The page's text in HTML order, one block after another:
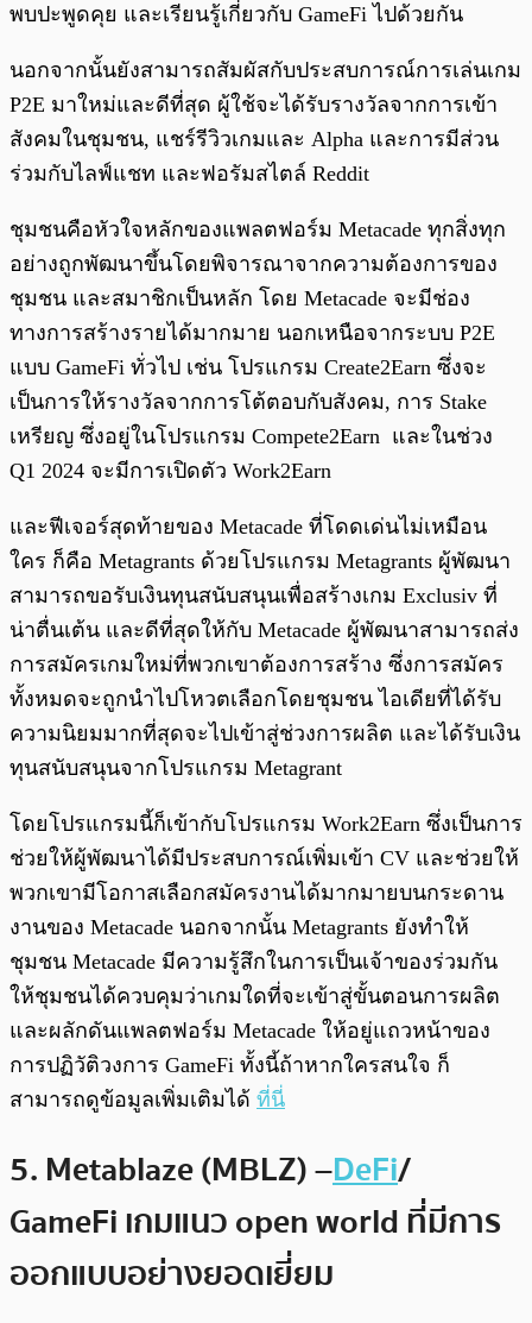
พบปะพูดคุย และเรียนรู้เกี่ยวกับ GameFi ไปด้วยกัน
นอกจากนั้นยังสามารถสัมผัสกับประสบการณ์การเล่นเกม
P2E มาใหม่และดีที่สุด ผู้ใช้จะได้รับรางวัลจากการเข้า
สังคมในชุมชน, แชร์รีวิวเกมและ Alpha และการมีส่วน
ร่วมกับไลฟ์แชท และฟอรัมสไตล์ Reddit
ชุมชนคือหัวใจหลักของแพลตฟอร์ม Metacade ทุกสิ่งทุก
อย่างถูกพัฒนาขึ้นโดยพิจารณาจากความต้องการของ
ชุมชน และสมาชิกเป็นหลัก โดย Metacade จะมีช่อง
ทางการสร้างรายได้มากมาย นอกเหนือจากระบบ P2E
แบบ GameFi ทั่วไป เช่น โปรแกรม Create2Earn ซึ่งจะ
เป็นการให้รางวัลจากการโต้ตอบกับสังคม, การ Stake
เหรียญ ซึ่งอยู่ในโปรแกรม Compete2Earn และในช่วง
Q1 2024 จะมีการเปิดตัว Work2Earn
และฟีเจอร์สุดท้ายของ Metacade ที่โดดเด่นไม่เหมือน
ใคร ก็คือ Metagrants ด้วยโปรแกรม Metagrants ผู้พัฒนา
สามารถขอรับเงินทุนสนับสนุนเพื่อสร้างเกม Exclusiv ที่
น่าตื่นเต้น และดีที่สุดให้กับ Metacade ผู้พัฒนาสามารถส่ง
การสมัครเกมใหม่ที่พวกเขาต้องการสร้าง ซึ่งการสมัคร
ทั้งหมดจะถูกนำไปโหวตเลือกโดยชุมชน ไอเดียที่ได้รับ
ความนิยมมากที่สุดจะไปเข้าสู่ช่วงการผลิต และได้รับเงิน
ทุนสนับสนุนจากโปรแกรม Metagrant
โดยโปรแกรมนี้ก็เข้ากับโปรแกรม Work2Earn ซึ่งเป็นการ
ช่วยให้ผู้พัฒนาได้มีประสบการณ์เพิ่มเข้า CV และช่วยให้
พวกเขามีโอกาสเลือกสมัครงานได้มากมายบนกระดาน
งานของ Metacade นอกจากนั้น Metagrants ยังทำให้
ชุมชน Metacade มีความรู้สึกในการเป็นเจ้าของร่วมกัน
ให้ชุมชนได้ควบคุมว่าเกมใดที่จะเข้าสู่ขั้นตอนการผลิต
และผลักดันแพลตฟอร์ม Metacade ให้อยู่แถวหน้าของ
การปฏิวัติวงการ GameFi ทั้งนี้ถ้าหากใครสนใจ ก็
สามารถดูข้อมูลเพิ่มเติมได้ ที่นี่
5. Metablaze (MBLZ) –DeFi/
GameFi เกมแนว open world ที่มีการ
ออกแบบอย่างยอดเยี่ยม